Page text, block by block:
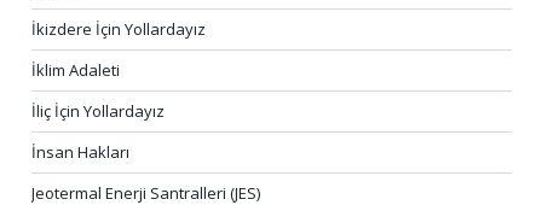
İkizdere İçin Yollardayız
İklim Adaleti
İliç İçin Yollardayız
İnsan Hakları
Jeotermal Enerji Santralleri (JES)